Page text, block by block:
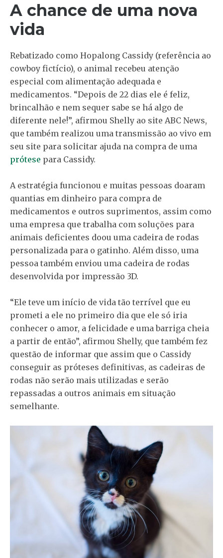
A chance de uma nova
vida
Rebatizado como Hopalong Cassidy (referência ao
cowboy fictício), o animal recebeu atenção
especial com alimentação adequada e
medicamentos. “Depois de 22 dias ele é feliz,
brincalhão e nem sequer sabe se há algo de
diferente nele!”, afirmou Shelly ao site ABC News,
que também realizou uma transmissão ao vivo em
seu site para solicitar ajuda na compra de uma
prótese para Cassidy.
A estratégia funcionou e muitas pessoas doaram
quantias em dinheiro para compra de
medicamentos e outros suprimentos, assim como
uma empresa que trabalha com soluções para
animais deficientes doou uma cadeira de rodas
personalizada para o gatinho. Além disso, uma
pessoa também enviou uma cadeira de rodas
desenvolvida por impressão 3D.
“Ele teve um início de vida tão terrível que eu
prometi a ele no primeiro dia que ele só iria
conhecer o amor, a felicidade e uma barriga cheia
a partir de então”, afirmou Shelly, que também fez
questão de informar que assim que o Cassidy
conseguir as próteses definitivas, as cadeiras de
rodas não serão mais utilizadas e serão
repassadas a outros animais em situação
semelhante.